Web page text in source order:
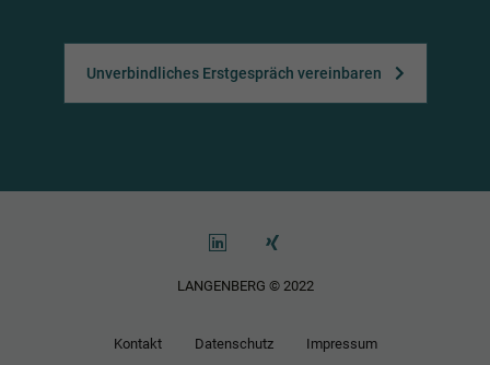
Unverbindliches Erstgespräch vereinbaren
LANGENBERG © 2022
Kontakt Datenschutz Impressum